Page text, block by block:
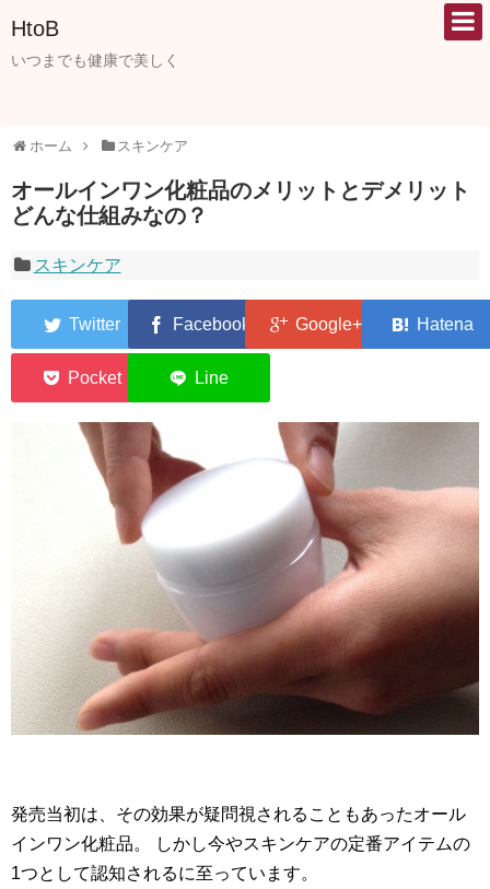
HtoB
いつまでも健康で美しく
ホーム スキンケア
オールインワン化粧品のメリットとデメリット
どんな仕組みなの？
スキンケア
発売当初は、その効果が疑問視されることもあったオール
インワン化粧品。 しかし今やスキンケアの定番アイテムの
1つとして認知されるに至っています。